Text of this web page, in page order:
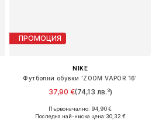
ПРОМОЦИЯ
NIKE
Футболни обувки 'ZOOM VAPOR 16'
37,90 €(74,13 лв.³)
Предлага се в много размери
Първоначално: 94,90 €
Последна най-ниска цена:30,32 €